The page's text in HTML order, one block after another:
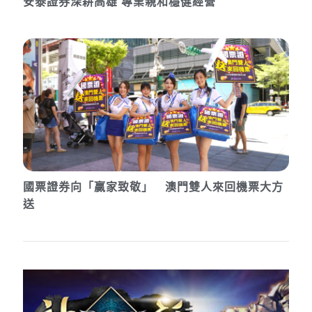
國票證券向「贏家致敬」 澳門雙人來回機票大方
送